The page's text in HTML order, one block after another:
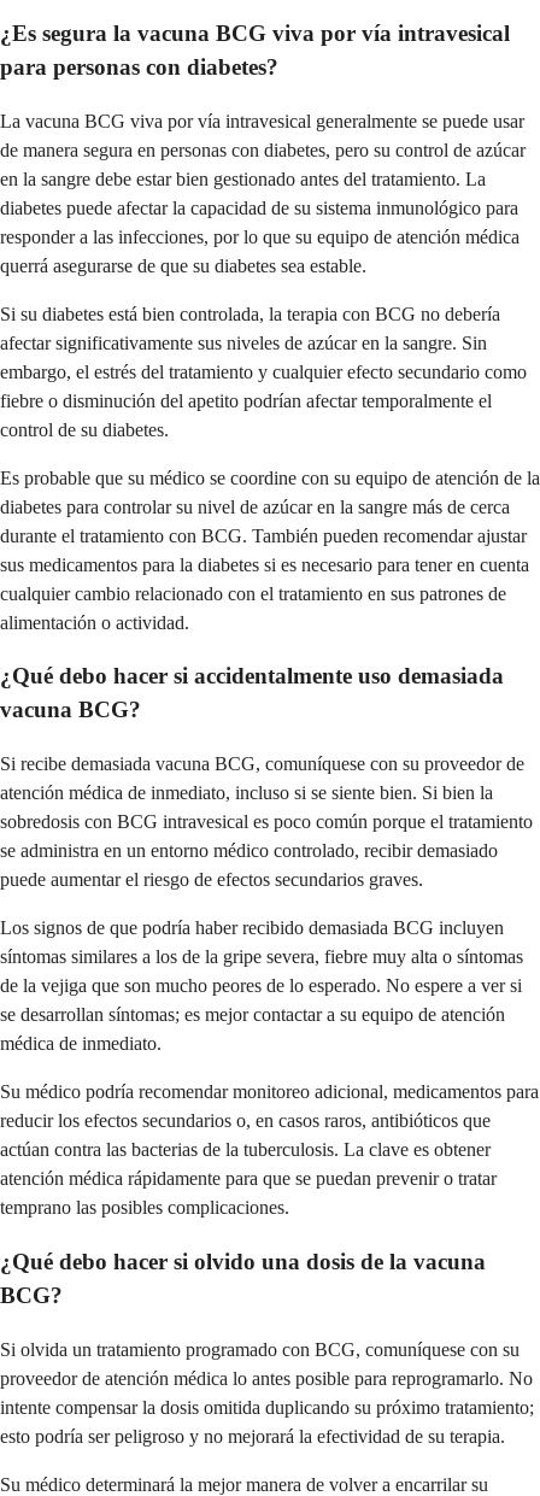
¿Es segura la vacuna BCG viva por vía intravesical
para personas con diabetes?
La vacuna BCG viva por vía intravesical generalmente se puede usar
de manera segura en personas con diabetes, pero su control de azúcar
en la sangre debe estar bien gestionado antes del tratamiento. La
diabetes puede afectar la capacidad de su sistema inmunológico para
responder a las infecciones, por lo que su equipo de atención médica
querrá asegurarse de que su diabetes sea estable.
Si su diabetes está bien controlada, la terapia con BCG no debería
afectar significativamente sus niveles de azúcar en la sangre. Sin
embargo, el estrés del tratamiento y cualquier efecto secundario como
fiebre o disminución del apetito podrían afectar temporalmente el
control de su diabetes.
Es probable que su médico se coordine con su equipo de atención de la
diabetes para controlar su nivel de azúcar en la sangre más de cerca
durante el tratamiento con BCG. También pueden recomendar ajustar
sus medicamentos para la diabetes si es necesario para tener en cuenta
cualquier cambio relacionado con el tratamiento en sus patrones de
alimentación o actividad.
¿Qué debo hacer si accidentalmente uso demasiada
vacuna BCG?
Si recibe demasiada vacuna BCG, comuníquese con su proveedor de
atención médica de inmediato, incluso si se siente bien. Si bien la
sobredosis con BCG intravesical es poco común porque el tratamiento
se administra en un entorno médico controlado, recibir demasiado
puede aumentar el riesgo de efectos secundarios graves.
Los signos de que podría haber recibido demasiada BCG incluyen
síntomas similares a los de la gripe severa, fiebre muy alta o síntomas
de la vejiga que son mucho peores de lo esperado. No espere a ver si
se desarrollan síntomas; es mejor contactar a su equipo de atención
médica de inmediato.
Su médico podría recomendar monitoreo adicional, medicamentos para
reducir los efectos secundarios o, en casos raros, antibióticos que
actúan contra las bacterias de la tuberculosis. La clave es obtener
atención médica rápidamente para que se puedan prevenir o tratar
temprano las posibles complicaciones.
¿Qué debo hacer si olvido una dosis de la vacuna
BCG?
Si olvida un tratamiento programado con BCG, comuníquese con su
proveedor de atención médica lo antes posible para reprogramarlo. No
intente compensar la dosis omitida duplicando su próximo tratamiento;
esto podría ser peligroso y no mejorará la efectividad de su terapia.
Su médico determinará la mejor manera de volver a encarrilar su